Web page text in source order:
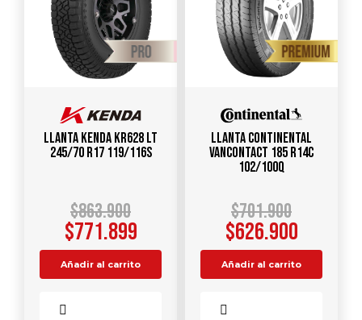
Llanta KENDA KR628 LT
245/70 R17 119/116S
$863.900
$771.899
Añadir al carrito
Llanta CONTINENTAL
VANCONTACT 185 R14C
102/100Q
$701.900
$626.900
Añadir al carrito